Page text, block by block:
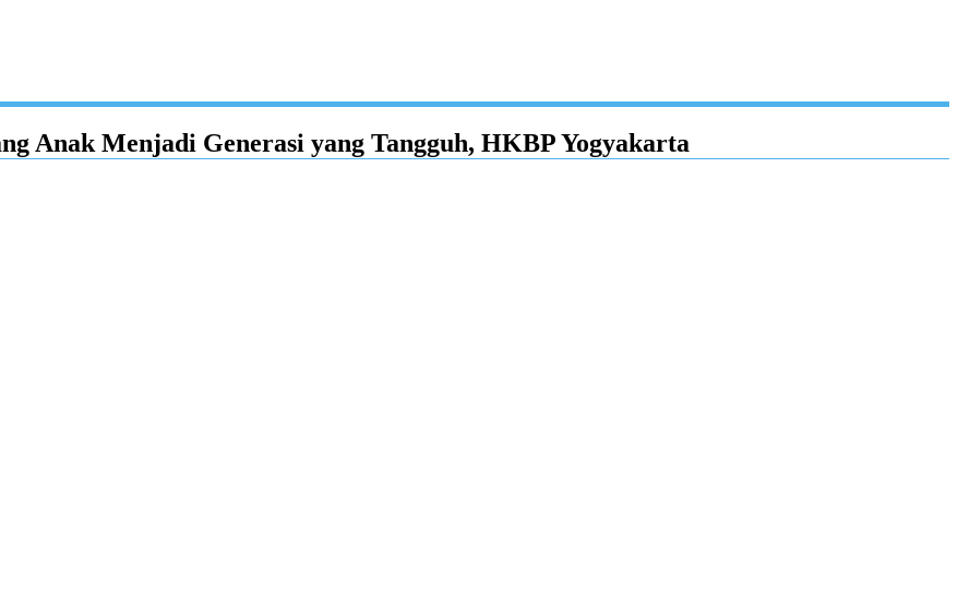
Anak Menjadi Generasi yang Tangguh, HKBP Yogyakarta